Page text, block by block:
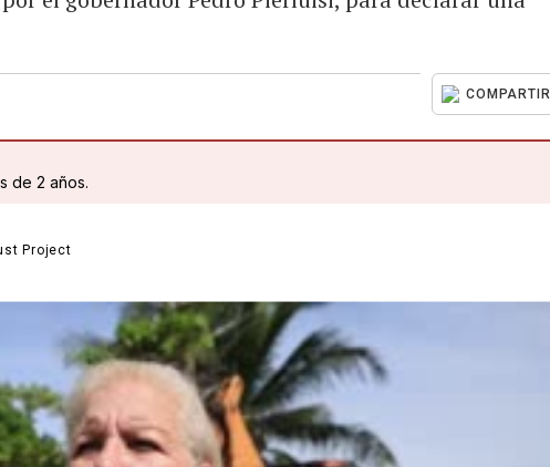
COMPARTIR
de 2 años.